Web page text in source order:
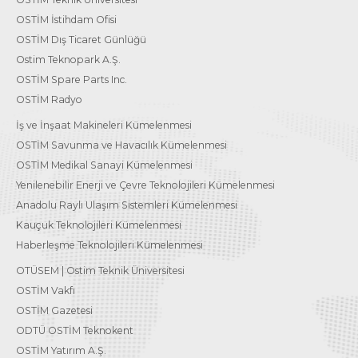
OSTİM İstihdam Ofisi
OSTİM Dış Ticaret Günlüğü
Ostim Teknopark A.Ş.
OSTİM Spare Parts Inc.
OSTİM Radyo
İş ve İnşaat Makineleri Kümelenmesi
OSTİM Savunma ve Havacılık Kümelenmesi
OSTİM Medikal Sanayi Kümelenmesi
Yenilenebilir Enerji ve Çevre Teknolojileri Kümelenmesi
Anadolu Raylı Ulaşım Sistemleri Kümelenmesi
Kauçuk Teknolojileri Kümelenmesi
Haberleşme Teknolojileri Kümelenmesi
OTÜSEM | Ostim Teknik Üniversitesi
OSTİM Vakfı
OSTİM Gazetesi
ODTÜ OSTİM Teknokent
OSTİM Yatırım A.Ş.